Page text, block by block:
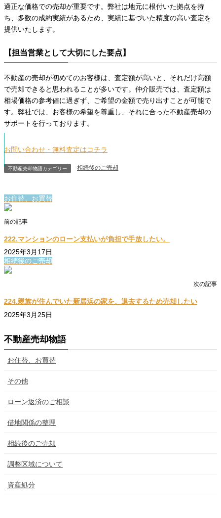
適正な価格での売却が重要です。弊社は地元に根付いた拠点を持
ち、多数の成約実績があるため、実績に基づいた精度の高い査定を
提供いたします。
【担当営業として大切にした要点】
不動産の売却が初めてのお客様は、査定額が高いと、それだけ高額
で売却できると思われることが多いです。仲介販売では、査定額は
相場価格の参考値に過ぎず、ご希望の金額で売り出すことが可能で
す。弊社では、お客様の希望を尊重し、それに合った不動産売却の
サポートを行っております。
お問い合わせ・無料査定はコチラ
不動産売却物語カテゴリー 相続後のご売却
お住替、お買替
前の記事
222.マンションのローン支払いが負担で手放したい。
2025年3月17日
相続後のご売却
次の記事
224.親族が住んでいた新居浜の家を、退去するため売却したい
2025年3月25日
不動産売却物語
お住替、お買替
その他
ローン返済のご相談
借地関係の整理
相続後のご売却
調整区域について
資産処分